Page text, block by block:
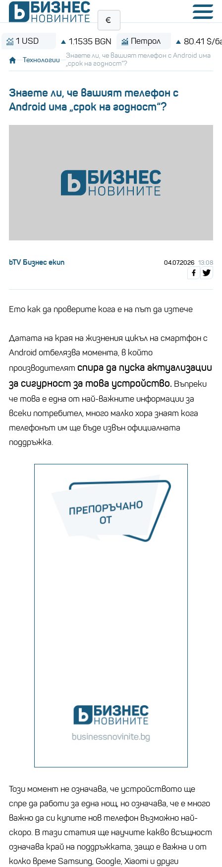
1.1535 BGN Петрол 80.41 $/барел
Технологии
Знаете ли, че вашият телефон с Android има
„срок на годност“?
Знаете ли, че вашият телефон с
Android има „срок на годност“?
bTV Бизнес екип 04.07.2026 13:08
Ето как да проверите кога е на път да изтече
Датата на края на жизнения цикъл на смартфон с
Android отбелязва момента, в който
производителят спира да пуска актуализации
за сигурност за това устройство. Въпреки
че това е една от най-важните информации за
всеки потребител, много малко хора знаят кога
телефонът им ще бъде извън официалната
поддръжка.
Този момент не означава, че устройството ще
спре да работи за една нощ, но означава, че е много
важно да си купите нов телефон възможно най-
скоро. В тази статия ще научите какво всъщност
означава край на поддръжката, защо е важна и от
колко време Samsung, Google, Xiaomi и други